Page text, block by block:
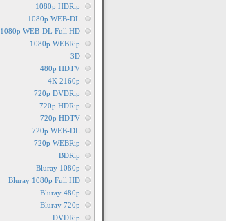
1080p HDRip
1080p WEB-DL
1080p WEB-DL Full HD
1080p WEBRip
3D
480p HDTV
4K 2160p
720p DVDRip
720p HDRip
720p HDTV
720p WEB-DL
720p WEBRip
BDRip
Bluray 1080p
Bluray 1080p Full HD
Bluray 480p
Bluray 720p
DVDRip